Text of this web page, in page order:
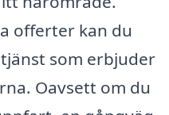
offerter kan du
som erbjuder
Oavsett om du